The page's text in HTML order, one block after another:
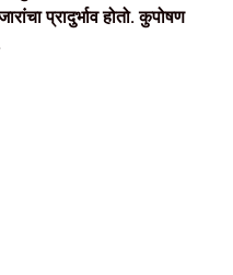
प्रादुर्भाव होतो. कुपोषण